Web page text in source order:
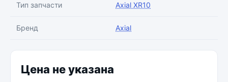
Тип запчасти Axial XR10
Бренд Axial
Цена не указана